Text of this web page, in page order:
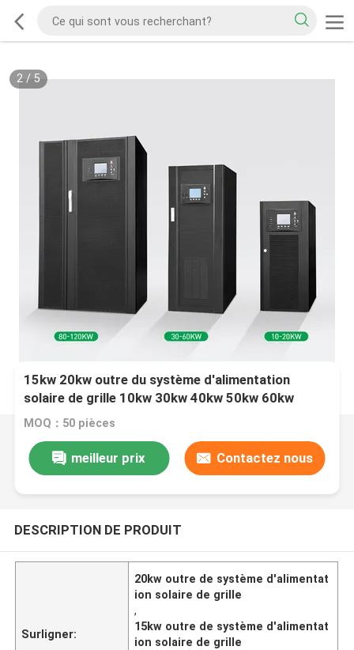
2/ 5
15kw 20kw outre du système d'alimentation
solaire de grille 10kw 30kw 40kw 50kw 60kw
MOQ：50 pièces
meilleur prix Contactez nous
DESCRIPTION DE PRODUIT
Surligner:
20kw outre de système d'alimentat
ion solaire de grille
,
15kw outre de système d'alimentat
ion solaire de grille